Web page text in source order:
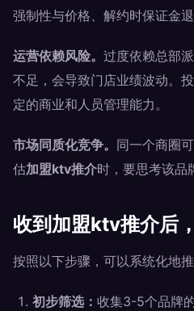
强制性与价格、解约时保证金退
运营依赖风险。 过度依赖总部
不足，会导致门店业绩波动。
定的商业和人员管理能力。
市场同质化竞争。 同一个商圈
估加盟ktv推介时，要思考该品
收到加盟ktv推介后
按照以下步骤，可以系统化地推
初步筛选： 收集3-5个品牌